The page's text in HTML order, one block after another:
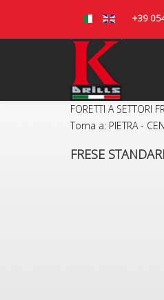
+39
FORETTI A SETTORI
Torna a: PIETRA -
FRESE